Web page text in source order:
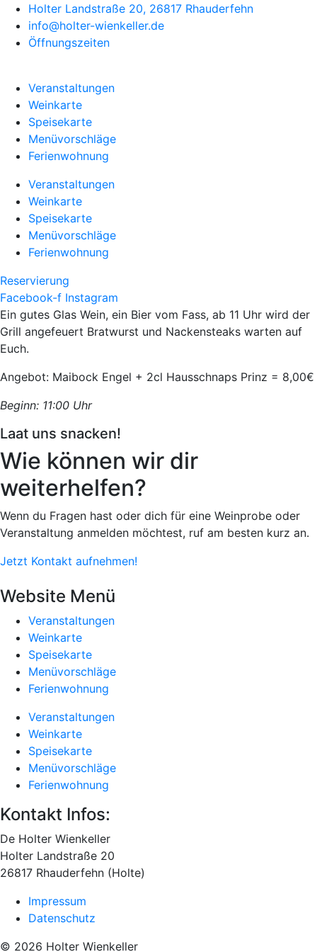
Holter Landstraße 20, 26817 Rhauderfehn
info@holter-wienkeller.de
Öffnungszeiten
Veranstaltungen
Weinkarte
Speisekarte
Menüvorschläge
Ferienwohnung
Veranstaltungen
Weinkarte
Speisekarte
Menüvorschläge
Ferienwohnung
Reservierung
Facebook-f Instagram
Ein gutes Glas Wein, ein Bier vom Fass, ab 11 Uhr wird der
Grill angefeuert Bratwurst und Nackensteaks warten auf
Euch.
Angebot: Maibock Engel + 2cl Hausschnaps Prinz = 8,00€
Beginn: 11:00 Uhr
Laat uns snacken!
Wie können wir dir
weiterhelfen?
Wenn du Fragen hast oder dich für eine Weinprobe oder
Veranstaltung anmelden möchtest, ruf am besten kurz an.
Jetzt Kontakt aufnehmen!
Website Menü
Veranstaltungen
Weinkarte
Speisekarte
Menüvorschläge
Ferienwohnung
Veranstaltungen
Weinkarte
Speisekarte
Menüvorschläge
Ferienwohnung
Kontakt Infos:
De Holter Wienkeller
Holter Landstraße 20
26817 Rhauderfehn (Holte)
Impressum
Datenschutz
© 2026 Holter Wienkeller